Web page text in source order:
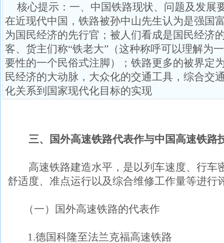
核心提示：一、中国铁路现状、问题及发展
在近现代中国，铁路被孙中山先生认为是强国
为国民经济的先行官；被人们看成是国民经济
客、货主们称“铁老大”（这种称呼可以理解为
要性的一个民俗式注脚）；铁路更多的被界定
民经济的大动脉，大众化的交通工具，综合交
化关系到国家现代化目标的实现
三、国外高速铁路代表作与中国高速铁路
高速铁路建造水平，是以列车速度、行车
舒适度、准点运行以及综合维修工作量等进行
（一）国外高速铁路的代表作
1.德国科隆至法兰克福高速铁路